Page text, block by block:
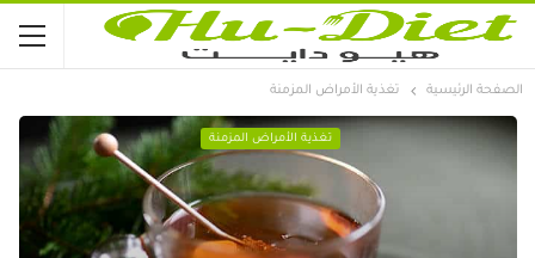
الصفحة الرئيسية تغذية الأمراض المزمنة
تغذية الأمراض المزمنة